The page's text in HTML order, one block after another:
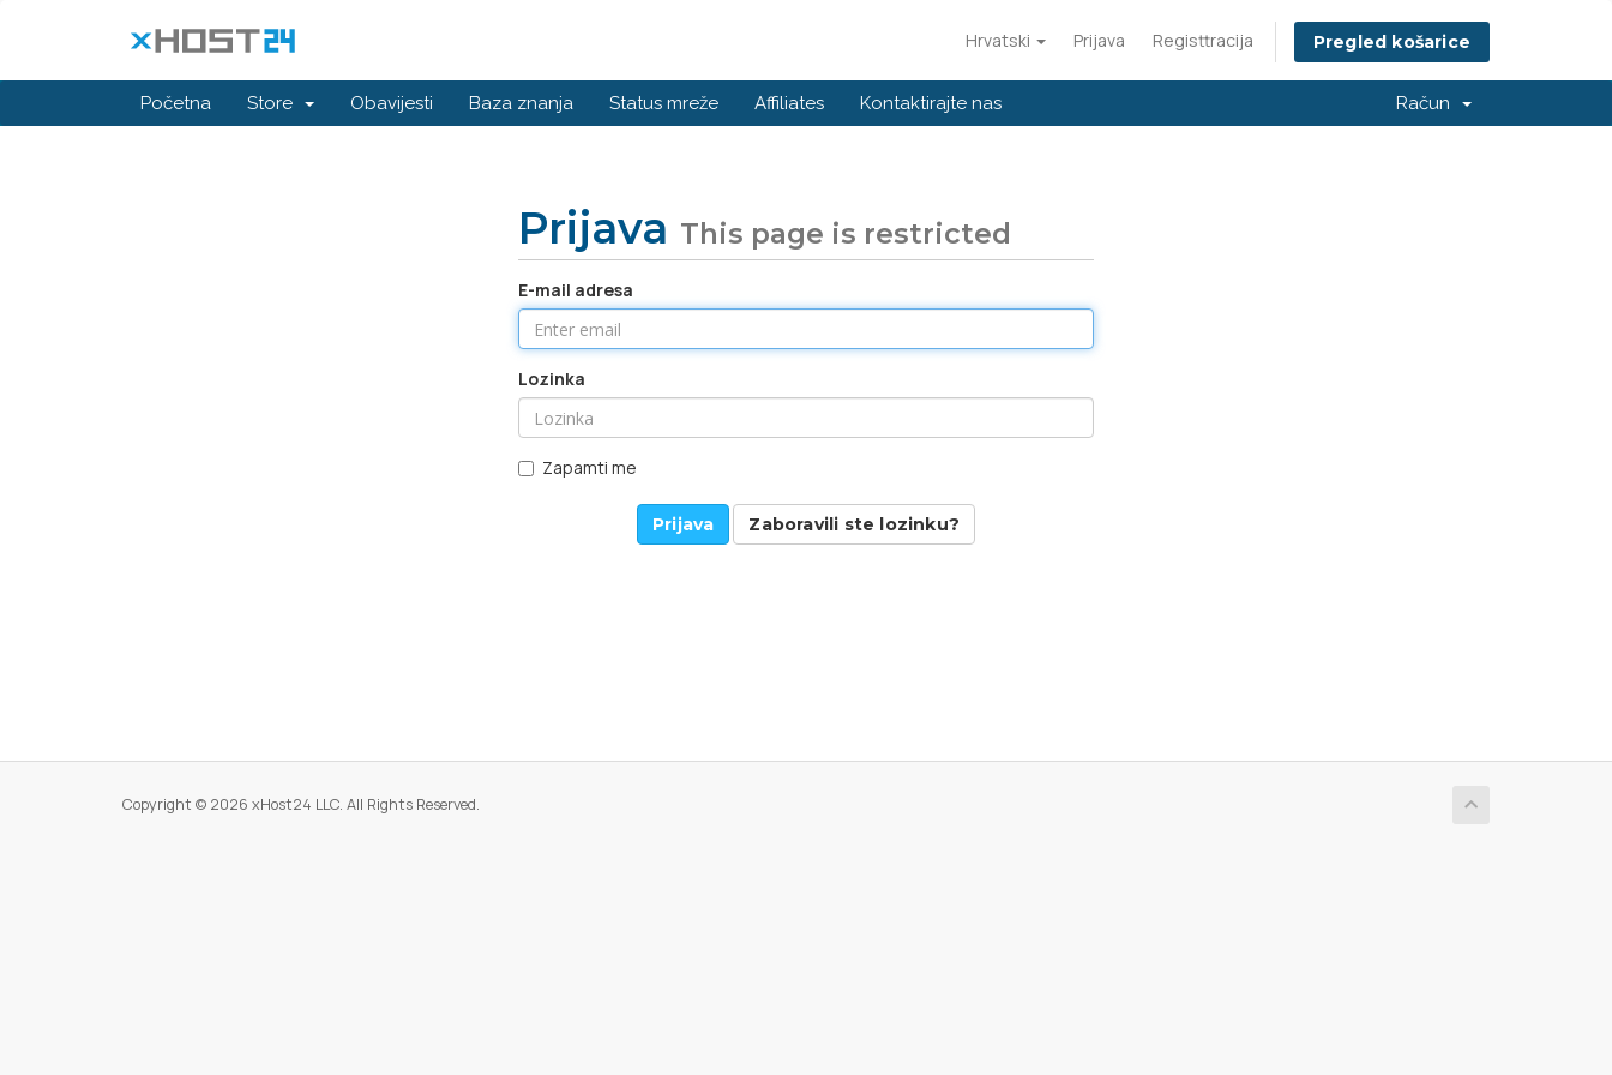
Hrvatski Prijava Registtracija Pregled košarice
Početna Store Obavijesti Baza znanja Status mreže Affiliates Kontaktirajte nas Račun
Prijava This page is restricted
E-mail adresa
Lozinka
Zapamti me
Zaboravili ste lozinku?
Copyright © 2026 xHost24 LLC. All Rights Reserved.